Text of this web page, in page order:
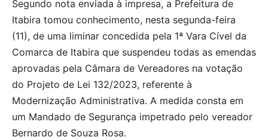
Segundo nota enviada à impresa, a Prefeitura de
Itabira tomou conhecimento, nesta segunda-feira
(11), de uma liminar concedida pela 1ª Vara Cível da
Comarca de Itabira que suspendeu todas as emendas
aprovadas pela Câmara de Vereadores na votação
do Projeto de Lei 132/2023, referente à
Modernização Administrativa. A medida consta em
um Mandado de Segurança impetrado pelo vereador
Bernardo de Souza Rosa.